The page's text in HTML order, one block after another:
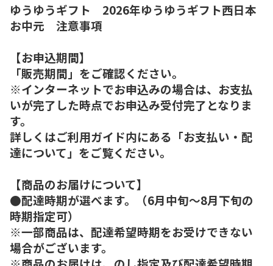
ゆうゆうギフト 2026年ゆうゆうギフト西日本
お中元 注意事項
【お申込期間】
「販売期間」をご確認ください。
※インターネットでお申込みの場合は、お支払
いが完了した時点でお申込み受付完了となりま
す。
詳しくはご利用ガイド内にある「お支払い・配
達について」をご覧ください。
【商品のお届けについて】
●配達時期が選べます。（6月中旬～8月下旬の
時期指定可）
※一部商品は、配達希望時期をお受けできない
場合がございます。